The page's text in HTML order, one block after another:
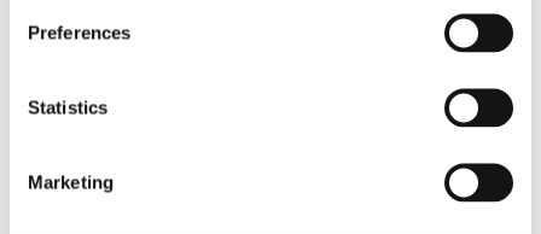
Preferences
Statistics
Marketing